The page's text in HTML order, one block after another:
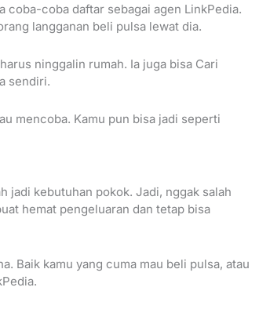
coba-coba daftar sebagai agen LinkPedia.
langganan beli pulsa lewat dia.
ninggalin rumah. Ia juga bisa Cari
sendiri.
mencoba. Kamu pun bisa jadi seperti
jadi kebutuhan pokok. Jadi, nggak salah
hemat pengeluaran dan tetap bisa
Baik kamu yang cuma mau beli pulsa, atau